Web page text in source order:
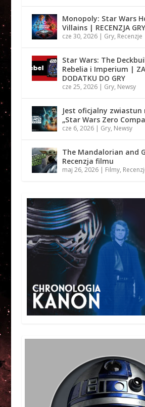
Monopoly: Star Wars
Villains | RECENZJA GRY
cze 30, 2026| Gry, Recenzje
Star Wars: The
Rebelia i Imperium |
DODATKU DO GRY
cze 25, 2026| Gry, Newsy
Jest oficjalny
„Star Wars Zero
cze 6, 2026| Gry, Newsy
The Mandalorian and
Recenzja filmu
maj 26, 2026| Filmy,